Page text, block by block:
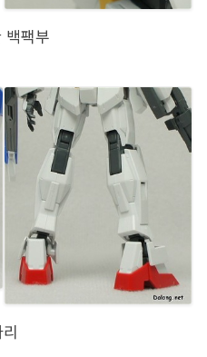
백팩부